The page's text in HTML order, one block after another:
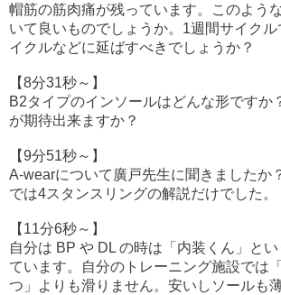
帽筋の筋肉痛が残っています。このよう
いて良いものでしょうか。1週間サイク
イクルなどに延ばすべきでしょうか？
【8分31秒～】
B2タイプのインソールはどんな形ですか
が期待出来ますか？
【9分51秒～】
A-wearについて廣戸先生に聞きましたか
では4スタンスリングの解説だけでした。
【11分6秒～】
自分は BP や DL の時は「内装くん」と
ています。自分のトレーニング施設では
つ」よりも滑りません。安いしソールも